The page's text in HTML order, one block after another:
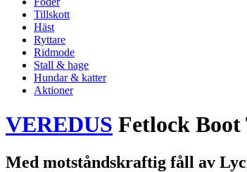
Tillskott
Häst
Ryttare
Ridmode
Stall & hage
Hundar & katter
Aktioner
VEREDUS Fetlock
Med motståndskraftig fåll av